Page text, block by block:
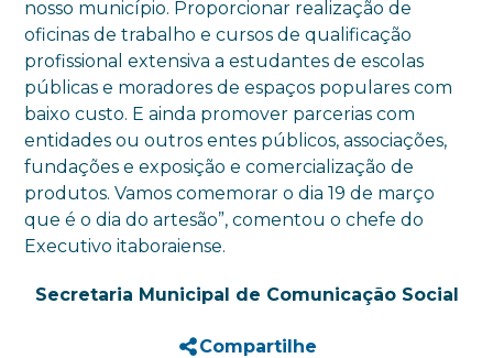
nosso município. Proporcionar realização de
oficinas de trabalho e cursos de qualificação
profissional extensiva a estudantes de escolas
públicas e moradores de espaços populares com
baixo custo. E ainda promover parcerias com
entidades ou outros entes públicos, associações,
fundações e exposição e comercialização de
produtos. Vamos comemorar o dia 19 de março
que é o dia do artesão”, comentou o chefe do
Executivo itaboraiense.
Secretaria Municipal de Comunicação Social
Compartilhe